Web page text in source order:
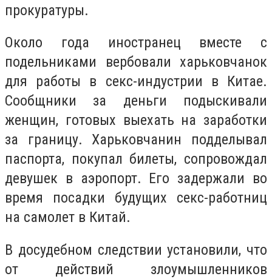
прокуратуры.
Около года иностранец вместе с
подельниками вербовали харьковчанок
для работы в секс-индустрии в Китае.
Сообщники за деньги подыскивали
женщин, готовых выехать на заработки
за границу. Харьковчанин подделывал
паспорта, покупал билеты, сопровождал
девушек в аэропорт. Его задержали во
время посадки будущих секс-работниц
на самолет в Китай.
В досудебном следствии установили, что
от действий злоумышленников